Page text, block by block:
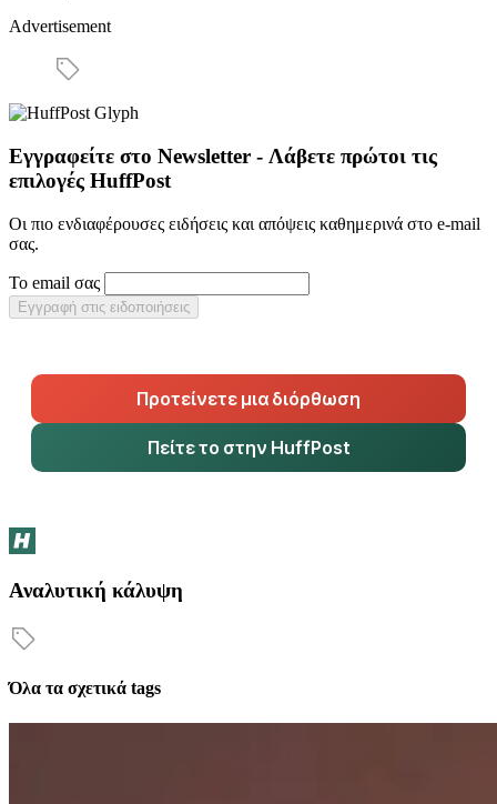
Advertisement
Εγγραφείτε στο Newsletter - Λάβετε πρώτοι τις
επιλογές HuffPost
Οι πιο ενδιαφέρουσες ειδήσεις και απόψεις καθημερινά στο e-mail
σας.
Το email σας
Εγγραφή στις ειδοποιήσεις
Προτείνετε μια διόρθωση
Πείτε το στην HuffPost
Αναλυτική κάλυψη
Όλα τα σχετικά tags